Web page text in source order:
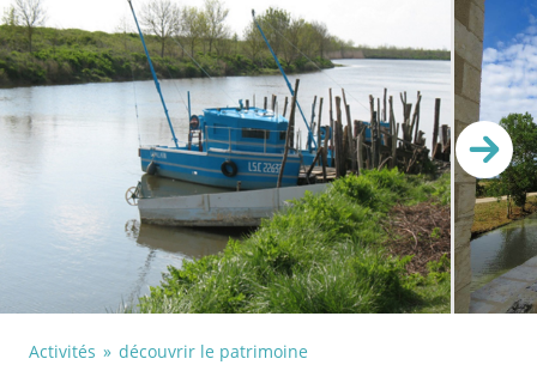
Activités découvrir le patrimoine